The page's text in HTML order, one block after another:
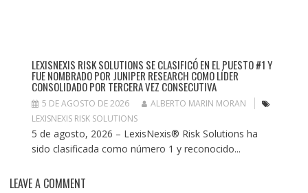
LEXISNEXIS RISK SOLUTIONS SE CLASIFICÓ EN EL PUESTO #1 Y
FUE NOMBRADO POR JUNIPER RESEARCH COMO LÍDER
CONSOLIDADO POR TERCERA VEZ CONSECUTIVA
5 DE AGOSTO DE 2026
ALBERTO MARIN MORAN
LEXISNEXIS RISK SOLUTIONS
5 de agosto, 2026 – LexisNexis® Risk Solutions ha
sido clasificada como número 1 y reconocido...
LEAVE A COMMENT